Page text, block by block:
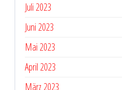
Juli 2023
Juni 2023
Mai 2023
April 2023
März 2023